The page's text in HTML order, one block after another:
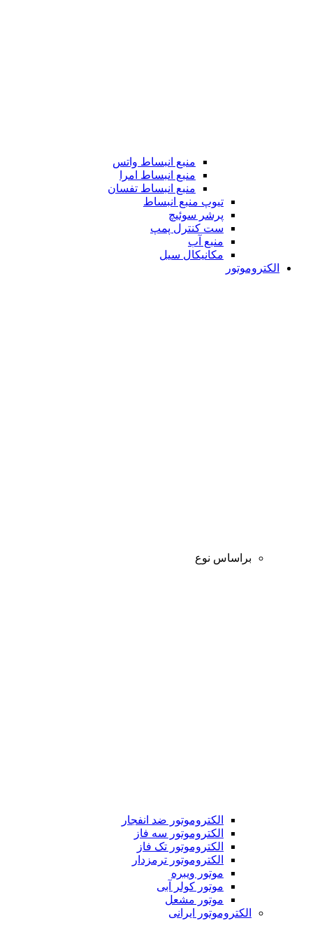
منبع انبساط واتس
منبع انبساط امرا
منبع انبساط تفسان
تیوپ منبع انبساط
پرشر سوئیچ
ست کنترل پمپ
منبع آب
مکانیکال سیل
الکتروموتور
براساس نوع
الکتروموتور ضد انفجار
الکتروموتور سه فاز
الکتروموتور تک فاز
الکتروموتور ترمزدار
موتور ویبره
موتور کولر آبی
موتور مشعل
الکتروموتور ایرانی